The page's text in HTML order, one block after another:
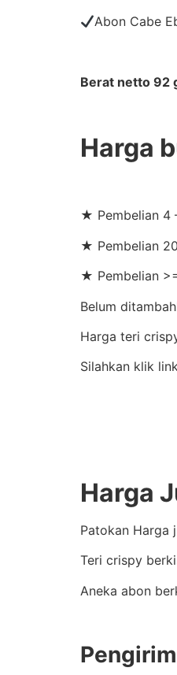
Abon Cabe
Berat netto 92
Harga
★ Pembelian 4
★ Pembelian
★ Pembelian
Belum
Harga teri
Silahkan klik
Harga
Patokan Harga
Teri crispy
Aneka abon